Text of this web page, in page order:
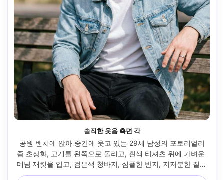
솔직한 웃음 측면 각
공원 벤치에 앉아 중간에 웃고 있는 29세 남성의 포토리얼리
즘 초상화, 고개를 왼쪽으로 돌리고, 흰색 티셔츠 위에 가벼운
데님 재킷을 입고, 검은색 청바지, 심플한 반지, 지저분한 질감
의 머리, 나무 그늘로 부드러진 밝은 한낮의 빛, 캐논 EOS R6